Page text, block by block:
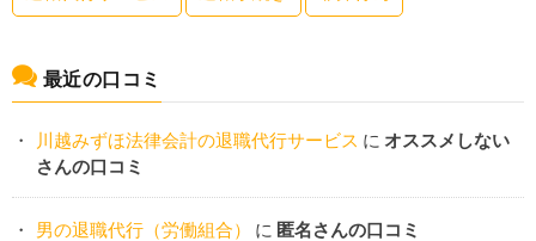
最近の口コミ
川越みずほ法律会計の退職代行サービス に オススメしない
さんの口コミ
男の退職代行（労働組合） に 匿名さんの口コミ